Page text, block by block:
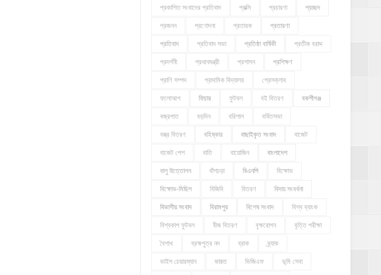
প্রকাশিত সংবাদের প্রতিবাদ প্রক্সি প্রচারণা প্রচ্ছদ
প্রজনন প্রণোদনা প্রতারক প্রতারণা
প্রতিবাদ প্রতিবাদ সভা প্রতিষ্ঠা বার্ষিকী প্রতীক বরাদ্দ
প্রদর্শনী প্রধানমন্ত্রী প্রশাসন প্রশিক্ষণ
প্রাণি সম্পদ প্রাথমিক বিদ্যালয় প্রেসক্লাব
ফলোআপ ফিচার ফুটবল বই বিতরণ বকশীগঞ্জ
বজ্রপাত বড়দিন বরিশাল বর্ধিতসভা
বস্ত্র বিতরণ বহিষ্কার বাছাইকৃত সংবাদ বাজেট
বাজেট পেশ বাতি বায়োজিন বাংলাদেশ
বালু উত্তোলন বাঁশচড়া বিএনপি বিক্ষোভ
বিক্ষোভ-মিছিল বিজিবি বিতরণ বিদায় সংবর্ধনা
বিভাগীয় সংবাদ বিরামপুর বিশেষ সংবাদ বিশ্ব ব্যাংক
বিশ্বকাপ ফুটবল বীজ বিতরণ বৃক্ষরোপন বৃত্তি পরীক্ষা
বৈশাখ ব্রহ্মপুত্র নদ ব্রাক ব্র্যাক
ভাইস চেয়ারম্যান ভারত ভিজিএফ ভূমি সেবা